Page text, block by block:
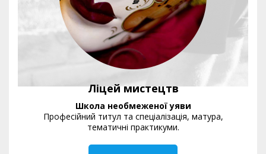
Ліцей мистецтв
Школа необмеженої уяви
Професійний титул та спеціалізація, матура,
тематичні практикуми.